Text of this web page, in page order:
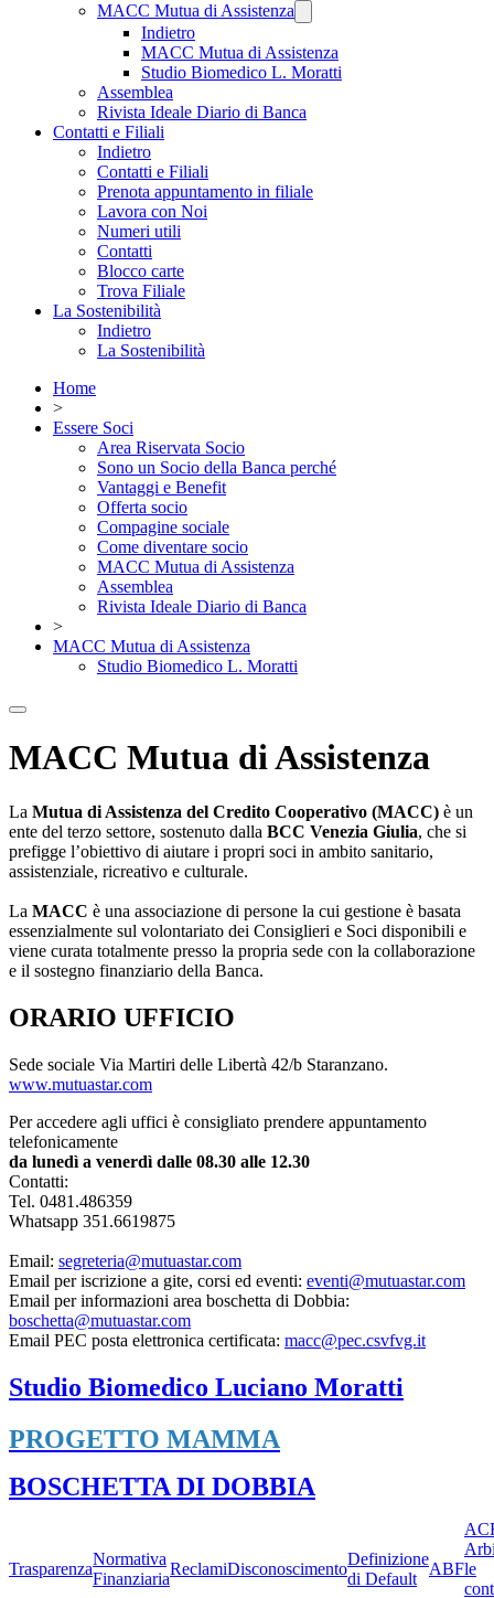
MACC Mutua di Assistenza
Indietro
MACC Mutua di Assistenza
Studio Biomedico L. Moratti
Assemblea
Rivista Ideale Diario di Banca
Contatti e Filiali
Indietro
Contatti e Filiali
Prenota appuntamento in filiale
Lavora con Noi
Numeri utili
Contatti
Blocco carte
Trova Filiale
La Sostenibilità
Indietro
La Sostenibilità
Home
>
Essere Soci
Area Riservata Socio
Sono un Socio della Banca perché
Vantaggi e Benefit
Offerta socio
Compagine sociale
Come diventare socio
MACC Mutua di Assistenza
Assemblea
Rivista Ideale Diario di Banca
>
MACC Mutua di Assistenza
Studio Biomedico L. Moratti
MACC Mutua di Assistenza
La Mutua di Assistenza del Credito Cooperativo (MACC) è un
ente del terzo settore, sostenuto dalla BCC Venezia Giulia, che si
prefigge l’obiettivo di aiutare i propri soci in ambito sanitario,
assistenziale, ricreativo e culturale.
La MACC è una associazione di persone la cui gestione è basata
essenzialmente sul volontariato dei Consiglieri e Soci disponibili e
viene curata totalmente presso la propria sede con la collaborazione
e il sostegno finanziario della Banca.
ORARIO UFFICIO
Sede sociale Via Martiri delle Libertà 42/b Staranzano.
www.mutuastar.com
Per accedere agli uffici è consigliato prendere appuntamento
telefonicamente
da lunedì a venerdì dalle 08.30 alle 12.30
Contatti:
Tel. 0481.486359
Whatsapp 351.6619875
Email: segreteria@mutuastar.com
Email per iscrizione a gite, corsi ed eventi: eventi@mutuastar.com
Email per informazioni area boschetta di Dobbia:
boschetta@mutuastar.com
Email PEC posta elettronica certificata: macc@pec.csvfvg.it
Studio Biomedico Luciano Moratti
PROGETTO MAMMA
BOSCHETTA DI DOBBIA
Trasparenza
Normativa
Finanziaria
ReclamiDisconoscimento
Definizione
di Default
ABFle